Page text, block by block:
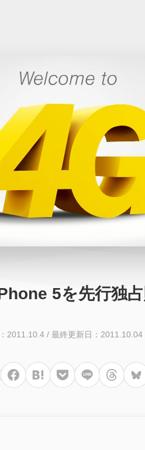
ラ 回線 iPhone iPad
5を先行独
2011.10.4 / 最終更新日：2011.10.04